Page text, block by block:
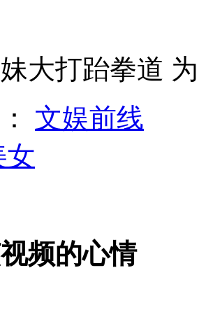
星陨石坑美景
肾基地
打跆拳道 为
文娱前线
女
频的心情